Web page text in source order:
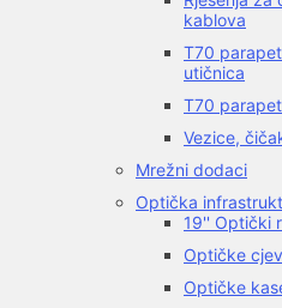
kablova
T70
utičnica
T70
Vezice,
Mrežni dodaci
Optička
19'' Optički
Optičke
Optičke